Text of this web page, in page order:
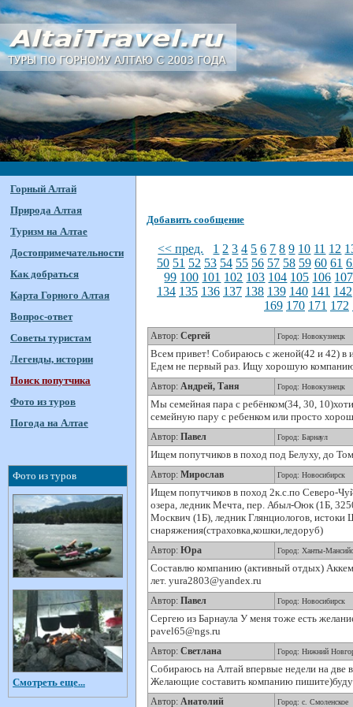
Горный Алтай
Природа Алтая
Туризм на Алтае
Достопримечательности
Как добраться
Карта Горного Алтая
Вопрос-ответ
Советы туристам
Легенды, истории
Поиск попутчика
Фото из туров
Погода на Алтае
Фото из туров
Смотреть еще...
Добавить сообщение
<< пред. 1 2 3 4 5 6 7 8 9 10 11 12
50 51 52 53 54 55 56 57 58 59 60 61
99 100 101 102 103 104 105 106 107
134 135 136 137 138 139 140 141 142
169 170 171 172
Автор: Сергей Город: Новокузнецк
Всем привет! Собираюсь с женой(42 и 42)
Едем не первый раз. Ищу хорошую
Автор: Андрей, Таня Город: Новокузнецк
Мы семейная пара с ребёнком(34, 30,
семейную пару с ребенком или просто
Автор: Павел Город: Барнаул
Ищем попутчиков в поход под Белуху, до
Автор: Мирослав Город: Новосибирск
Ищем попутчиков в поход 2к.с.по Северо-
озера, ледник Мечта, пер. Абыл-Оюк (1Б,
Москвич (1Б), ледник Глянциологов,
снаряжения(страховка,кошки,ледоруб)
Автор: Юра Город: Ханты-
Составлю компанию (активный отдых)
лет. yura2803@yandex.ru
Автор: Павел Город: Новосибирск
Сергею из Барнаула У меня тоже есть
pavel65@ngs.ru
Автор: Светлана Город: Нижний
Собираюсь на Алтай впервые недели на две
Желающие составить компанию
Автор: Анатолий Город: с. Смоленское